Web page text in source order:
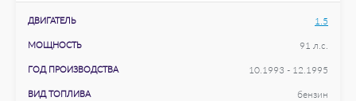
ДВИГАТЕЛЬ 1.5
МОЩНОСТЬ 91 л.с.
ГОД ПРОИЗВОДСТВА 10.1993 - 12.1995
ВИД ТОПЛИВА бензин